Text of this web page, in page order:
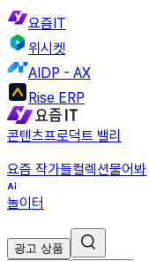
요즘IT
위시켓
AIDP - AX
Rise ERP
콘텐츠프로덕트 밸리
요즘 작가들컬렉션물어봐
놀이터
광고 상품